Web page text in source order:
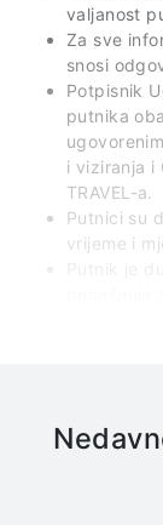
valjanost
Za sve
snosi
Potpisnik
putnika
i viziranja i
TRAVEL-a.
Putnici su
vrijeme i
Putnik je
mjestima, i
naplatne